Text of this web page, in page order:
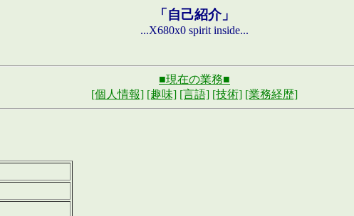
「自己紹介」
...X680x0 spirit inside...
■現在の業務■
[個人情報] [趣味] [言語] [技術] [業務経歴]